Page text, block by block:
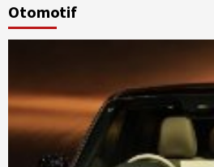
Otomotif